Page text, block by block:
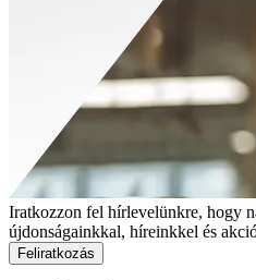
Iratkozzon fel hírlevelünkre, hogy
újdonságainkkal, híreinkkel és
Feliratkozás